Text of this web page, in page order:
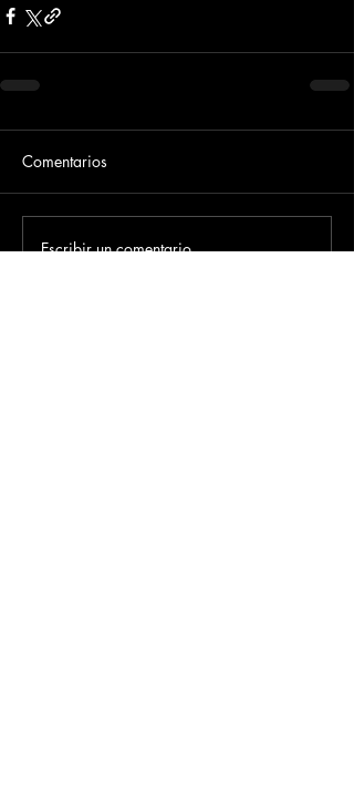
Comentarios
Escribir un comentario...